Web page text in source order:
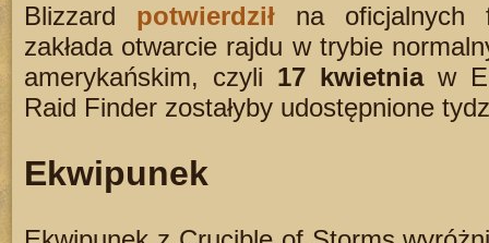
Blizzard potwierdził na oficjalnych
zakłada otwarcie rajdu w trybie
amerykańskim, czyli 17 kwietniaw
Raid Finder zostałyby udostępnione
Ekwipunek